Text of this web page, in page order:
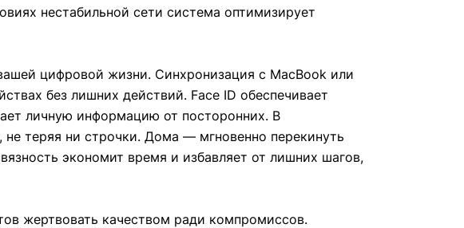
нестабильной сети система оптимизирует
цифровой жизни. Синхронизация с MacBook или
без лишних действий. Face ID обеспечивает
личную информацию от посторонних. В
не теряя ни строчки. Дома — мгновенно перекинуть
экономит время и избавляет от лишних шагов,
жертвовать качеством ради компромиссов.